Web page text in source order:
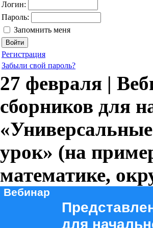
Логин:
Пароль:
Запомнить меня
Регистрация
Забыли свой пароль?
27 февраля |
сборников для
урок» (на
математике,
Вебинар
для